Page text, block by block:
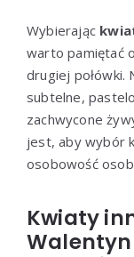
Wybierając
warto pamiętać
drugiej
subtelne,
zachwycone
jest, aby wybór
osobowość
Kwiaty